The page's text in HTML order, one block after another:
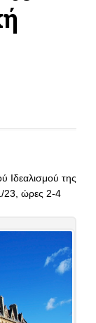
Ιδεαλισμού της
23, ώρες 2-4